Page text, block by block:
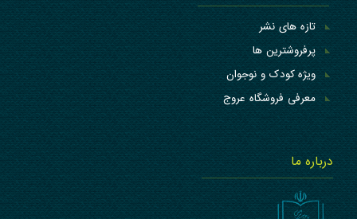
تازه های نشر
پرفروشترین ها
ویژه کودک و نوجوان
معرفی فروشگاه عروج
درباره ما